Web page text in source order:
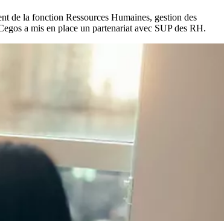
de la fonction Ressources Humaines, gestion des
a mis en place un partenariat avec SUP des RH.